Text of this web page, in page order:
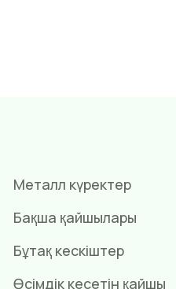
Металл күректер
Бақша қайшылары
Бұтақ кескіштер
Өсімдік кесетін қайшы